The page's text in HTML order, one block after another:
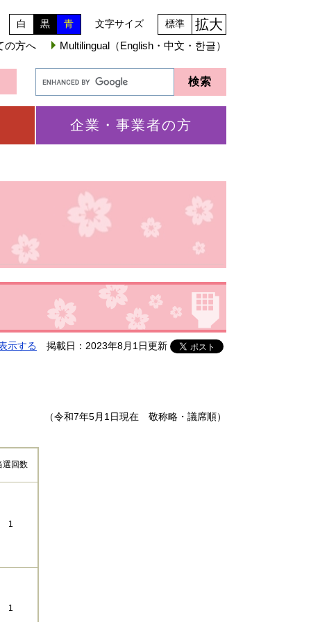
白 黒 青 文字サイズ 標準 拡大
の方へ Multilingual（English・中文・한글）
企業・事業者の方
示する 掲載日：2023年8月1日更新
（令和7年5月1日現在 敬称略・議席順）
選回数
1
1